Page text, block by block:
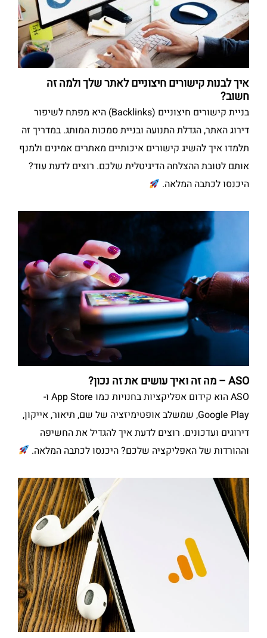
איך לבנות קישורים חיצוניים לאתר שלך ולמה זה
חשוב?
בניית קישורים חיצוניים (Backlinks) היא מפתח לשיפור
דירוג האתר, הגדלת התנועה ובניית סמכות המותג. במדריך זה
תלמדו איך להשיג קישורים איכותיים מאתרים אמינים ולמנף
אותם לטובת ההצלחה הדיגיטלית שלכם. רוצים לדעת עוד?
היכנסו לכתבה המלאה.
ASO – מה זה ואיך עושים את זה נכון?
ASO הוא קידום אפליקציות בחנויות כמו App Store ו-
Google Play, שמשלב אופטימיזציה של שם, תיאור, אייקון,
דירוגים ועדכונים. רוצים לדעת איך להגדיל את החשיפה
וההורדות של האפליקציה שלכם? היכנסו לכתבה המלאה.